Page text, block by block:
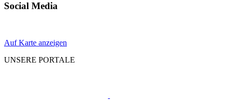
Social Media
Auf Karte anzeigen
UNSERE PORTALE